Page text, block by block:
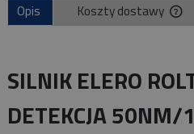
Opis Koszty dostawy
SILNIK ELERO
DETEKCJA 50NM/